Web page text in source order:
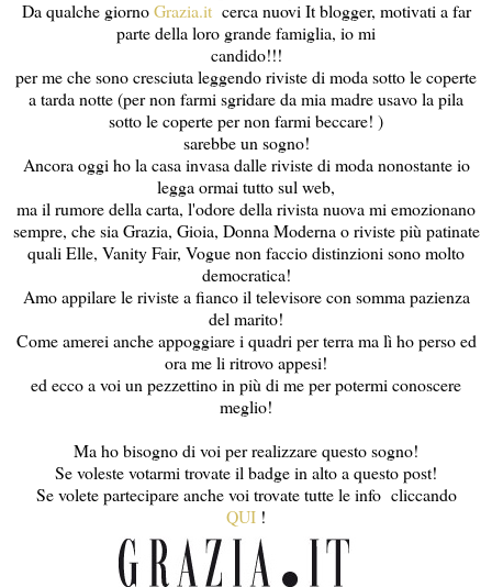
Da qualche giornoGrazia.it cerca nuovi It blogger, motivati a far
parte della loro grande famiglia, io mi
candido!!!
per me che sono cresciuta leggendo riviste di moda sotto le coperte
a tarda notte (per non farmi sgridare da mia madre usavo la pila
sotto le coperte per non farmi beccare! )
sarebbe un sogno!
Ancora oggi ho la casa invasa dalle riviste di moda nonostante io
legga ormai tutto sul web,
ma il rumore della carta, l'odore della rivista nuova mi emozionano
sempre, che sia Grazia, Gioia, Donna Moderna o riviste più patinate
quali Elle, Vanity Fair, Vogue non faccio distinzioni sono molto
democratica!
Amo appilare le riviste a fianco il televisore con somma pazienza
del marito!
Come amerei anche appoggiare i quadri per terra ma lì ho perso ed
ora me li ritrovo appesi!
ed ecco a voi un pezzettino in più di me per potermi conoscere
meglio!
Ma ho bisogno di voi per realizzare questo sogno!
Se voleste votarmi trovate il badge in alto a questo post!
Se volete partecipare anche voi trovate tutte le info cliccando
QUI !